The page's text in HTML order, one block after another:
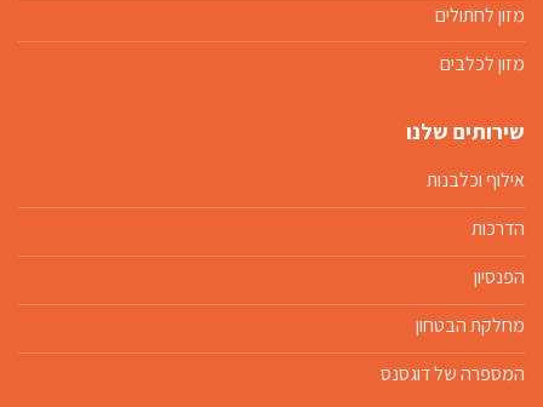
מזון לחתולים
מזון לכלבים
שירותים שלנו
אילוף וכלבנות
הדרכות
הפנסיון
מחלקת הבטחון
המספרה של דוגסנס